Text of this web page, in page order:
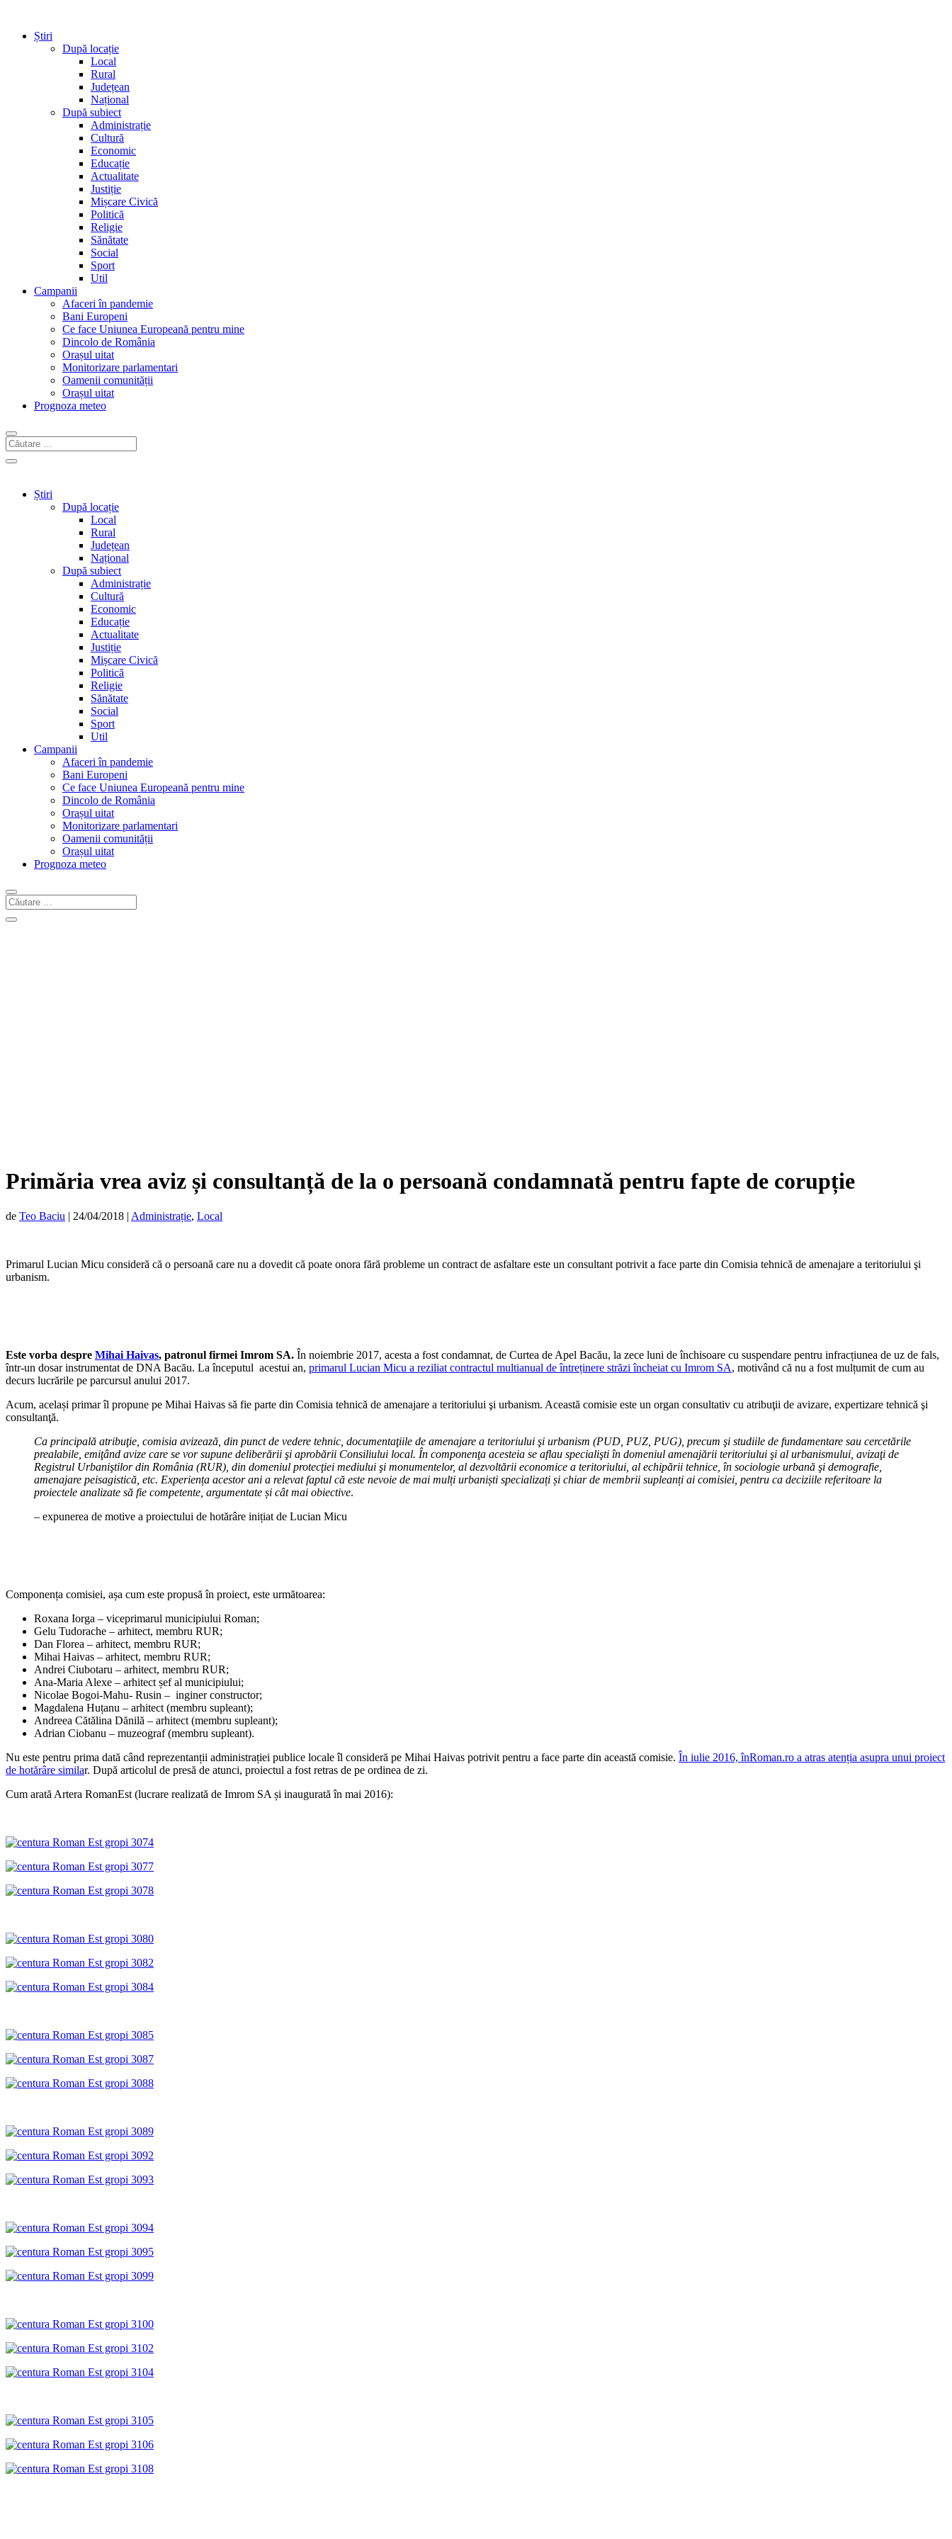
Știri
După locație
Local
Rural
Județean
Național
După subiect
Administrație
Cultură
Economic
Educație
Actualitate
Justiție
Mișcare Civică
Politică
Religie
Sănătate
Social
Sport
Util
Campanii
Afaceri în pandemie
Bani Europeni
Ce face Uniunea Europeană pentru mine
Dincolo de România
Orașul uitat
Monitorizare parlamentari
Oamenii comunității
Orașul uitat
Prognoza meteo
Știri
După locație
Local
Rural
Județean
Național
După subiect
Administrație
Cultură
Economic
Educație
Actualitate
Justiție
Mișcare Civică
Politică
Religie
Sănătate
Social
Sport
Util
Campanii
Afaceri în pandemie
Bani Europeni
Ce face Uniunea Europeană pentru mine
Dincolo de România
Orașul uitat
Monitorizare parlamentari
Oamenii comunității
Orașul uitat
Prognoza meteo
Primăria vrea aviz și consultanță de la o persoană condamnată pentru fapte de corupție
de Teo Baciu | 24/04/2018 | Administrație, Local
Primarul Lucian Micu consideră că o persoană care nu a dovedit că poate onora fără probleme un contract de asfaltare este un consultant potrivit a face parte din Comisia tehnică de amenajare a teritoriului şi
urbanism.
Este vorba despre Mihai Haivas, patronul firmei Imrom SA. În noiembrie 2017, acesta a fost condamnat, de Curtea de Apel Bacău, la zece luni de închisoare cu suspendare pentru infracțiunea de uz de fals,
într-un dosar instrumentat de DNA Bacău. La începutul acestui an, primarul Lucian Micu a reziliat contractul multianual de întreținere străzi încheiat cu Imrom SA, motivând că nu a fost mulțumit de cum au
decurs lucrările pe parcursul anului 2017.
Acum, același primar îl propune pe Mihai Haivas să fie parte din Comisia tehnică de amenajare a teritoriului şi urbanism. Această comisie este un organ consultativ cu atribuţii de avizare, expertizare tehnică şi
consultanţă.
Ca principală atribuţie, comisia avizează, din punct de vedere tehnic, documentaţiile de amenajare a teritoriului şi urbanism (PUD, PUZ, PUG), precum şi studiile de fundamentare sau cercetările
prealabile, emiţând avize care se vor supune deliberării şi aprobării Consiliului local. În componenţa acesteia se aflau specialişti în domeniul amenajării teritoriului şi al urbanismului, avizaţi de
Registrul Urbaniştilor din România (RUR), din domeniul protecţiei mediului şi monumentelor, al dezvoltării economice a teritoriului, al echipării tehnice, în sociologie urbană şi demografie,
amenajare peisagistică, etc. Experiența acestor ani a relevat faptul că este nevoie de mai mulți urbaniști specializați și chiar de membrii supleanți ai comisiei, pentru ca deciziile referitoare la
proiectele analizate să fie competente, argumentate și cât mai obiective.
– expunerea de motive a proiectului de hotărâre inițiat de Lucian Micu
Componența comisiei, așa cum este propusă în proiect, este următoarea:
Roxana Iorga – viceprimarul municipiului Roman;
Gelu Tudorache – arhitect, membru RUR;
Dan Florea – arhitect, membru RUR;
Mihai Haivas – arhitect, membru RUR;
Andrei Ciubotaru – arhitect, membru RUR;
Ana-Maria Alexe – arhitect șef al municipiului;
Nicolae Bogoi-Mahu- Rusin – inginer constructor;
Magdalena Huțanu – arhitect (membru supleant);
Andreea Cătălina Dănilă – arhitect (membru supleant);
Adrian Ciobanu – muzeograf (membru supleant).
Nu este pentru prima dată când reprezentanții administrației publice locale îl consideră pe Mihai Haivas potrivit pentru a face parte din această comisie. În iulie 2016, înRoman.ro a atras atenția asupra unui proiect
de hotărâre similar. După articolul de presă de atunci, proiectul a fost retras de pe ordinea de zi.
Cum arată Artera RomanEst (lucrare realizată de Imrom SA și inaugurată în mai 2016):